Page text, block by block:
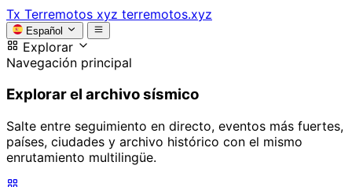
Tx Terremotos xyz terremotos.xyz
Español
Explorar
Navegación principal
Explorar el archivo sísmico
Salte entre seguimiento en directo, eventos más fuertes,
países, ciudades y archivo histórico con el mismo
enrutamiento multilingüe.